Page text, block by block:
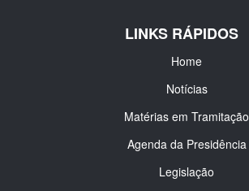
LINKS RÁPIDOS
Home
Notícias
Matérias em Tramitação
Agenda da Presidência
Legislação